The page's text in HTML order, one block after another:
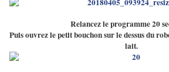
Relancez le programme 20
Puis ouvrez le petit bouchon sur le dessus du
lait.